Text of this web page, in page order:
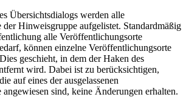
Übersichtsdialogs werden alle
Hinweisgruppe aufgelistet. Standardmäßig
alle Veröffentlichungsorte
können einzelne Veröffentlichungsorte
geschieht, in dem der Haken des
wird. Dabei ist zu berücksichtigen,
die auf eines der ausgelassenen
sind, keine Änderungen erhalten.